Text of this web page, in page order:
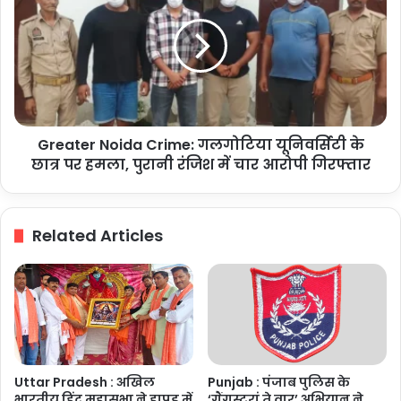
हत्या
आरोप,
पति
समेत
चार
मुकदमा
Crime:
गलगोटिया
यूनिवर्सिटी
के
छात्र
हमला,
रंजिश
गिरफ्तार
Greater Noida Crime: गलगोटिया यूनिवर्सिटी के
छात्र पर हमला, पुरानी रंजिश में चार आरोपी गिरफ्तार
Related Articles
Uttar Pradesh : अखिल
Punjab : पंजाब पुलिस के